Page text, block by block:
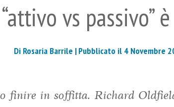
vs passivo”
Di Rosaria Barrile |Pubblicato il 4 Novembre
finire in soffitta. Richard